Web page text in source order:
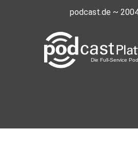
podcast.de ~